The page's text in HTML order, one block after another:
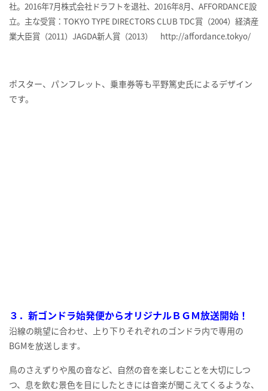
社。2016年7月株式会社ドラフトを退社、2016年8月、AFFORDANCE設
立。主な受賞：TOKYO TYPE DIRECTORS CLUB TDC賞（2004）経済産
業大臣賞（2011）JAGDA新人賞（2013） http://affordance.tokyo/
ポスター、パンフレット、乗車券等も平野篤史氏によるデザイン
です。
３．新ゴンドラ始発便からオリジナルＢＧＭ放送開始！
沿線の眺望に合わせ、上り下りそれぞれのゴンドラ内で専用の
BGMを放送します。
鳥のさえずりや風の音など、自然の音を楽しむことを大切にしつ
つ、息を飲む景色を目にしたときには音楽が聞こえてくるような、